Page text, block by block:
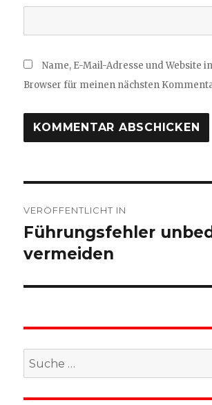
Name, E-Mail-Adresse und Website
Browser für meinen nächsten
VERÖFFENTLICHT IN
Führungsfehler
vermeiden
Suche
nach: